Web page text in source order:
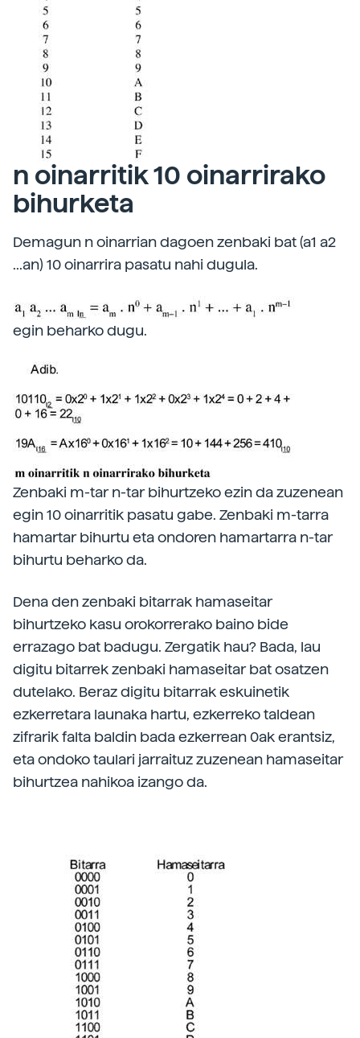
n oinarritik 10 oinarrirako
bihurketa
Demagun n oinarrian dagoen zenbaki bat (a1 a2
...an) 10 oinarrira pasatu nahi dugula.
egin beharko dugu.
Zenbaki m-tar n-tar bihurtzeko ezin da zuzenean
egin 10 oinarritik pasatu gabe. Zenbaki m-tarra
hamartar bihurtu eta ondoren hamartarra n-tar
bihurtu beharko da.
Dena den zenbaki bitarrak hamaseitar
bihurtzeko kasu orokorrerako baino bide
errazago bat badugu. Zergatik hau? Bada, lau
digitu bitarrek zenbaki hamaseitar bat osatzen
dutelako. Beraz digitu bitarrak eskuinetik
ezkerretara launaka hartu, ezkerreko taldean
zifrarik falta baldin bada ezkerrean 0ak erantsiz,
eta ondoko taulari jarraituz zuzenean hamaseitar
bihurtzea nahikoa izango da.